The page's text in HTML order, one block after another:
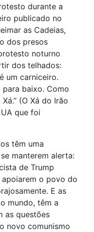
durante a
publicado no
as Cadeias,
dos presos
noturno
dos telhados:
um carniceiro.
baixo. Como
(O Xá do Irão
que foi
têm uma
manterem alerta:
de Trump
o povo do
E as
mundo, têm a
as questões
novo comunismo